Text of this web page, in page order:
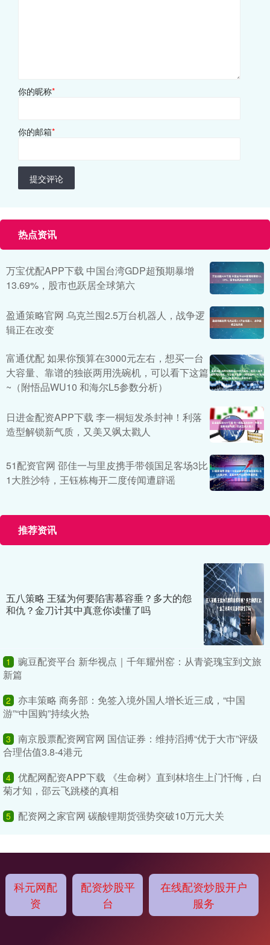
你的昵称*
你的邮箱*
提交评论
热点资讯
万宝优配APP下载 中国台湾GDP超预期暴增
13.69%，股市也跃居全球第六
盈通策略官网 乌克兰囤2.5万台机器人，战争逻
辑正在改变
富通优配 如果你预算在3000元左右，想买一台
大容量、靠谱的独嵌两用洗碗机，可以看下这篇
~（附悟品WU10 和海尔L5参数分析）
日进金配资APP下载 李一桐短发杀封神！利落
造型解锁新气质，又美又飒太戳人
51配资官网 邵佳一与里皮携手带领国足客场3比
1大胜沙特，王钰栋梅开二度传闻遭辟谣
推荐资讯
五八策略 王猛为何要陷害慕容垂？多大的怨
和仇？金刀计其中真意你读懂了吗
1
豌豆配资平台 新华视点｜千年耀州窑：从青瓷瑰宝到文旅
新篇
2
亦丰策略 商务部：免签入境外国人增长近三成，“中国
游”“中国购”持续火热
3
南京股票配资网官网 国信证券：维持滔搏“优于大市”评级
合理估值3.8-4港元
4 优配网配资APP下载 《生命树》直到林培生上门忏悔，白
菊才知，邵云飞跳楼的真相
5 配资网之家官网 碳酸锂期货强势突破10万元大关
科元网配
资
配资炒股平
台
在线配资炒股开户
服务